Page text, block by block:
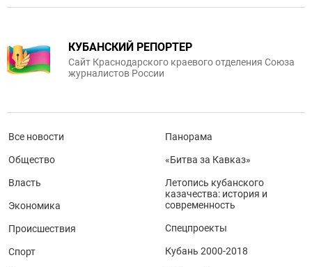
КУБАНСКИЙ РЕПОРТЕР
Сайт Краснодарского краевого отделения Союза
журналистов России
Все новости
Общество
Власть
Экономика
Происшествия
Спорт
Панорама
«Битва за Кавказ»
Летопись кубанского
казачества: история и
современность
Спецпроекты
Кубань 2000-2018